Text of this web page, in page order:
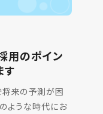
用のポイン
す
来の予測が困
ような時代にお